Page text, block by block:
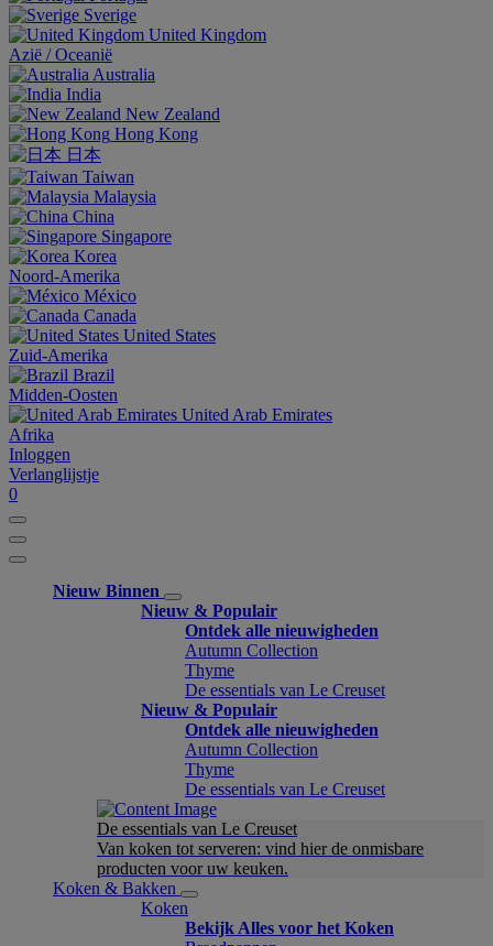
Sverige
United Kingdom
Aziё / Oceaniё
Australia
India
New Zealand
Hong Kong
日本
Taiwan
Malaysia
China
Singapore
Korea
Noord-Amerika
México
Canada
United States
Zuid-Amerika
Brazil
Midden-Oosten
United Arab Emirates
Afrika
Inloggen
Verlanglijstje
0
Nieuw Binnen
Nieuw & Populair
Ontdek alle nieuwigheden
Autumn Collection
Thyme
De essentials van Le Creuset
Nieuw & Populair
Ontdek alle nieuwigheden
Autumn Collection
Thyme
De essentials van Le Creuset
De essentials van Le Creuset
Van koken tot serveren: vind hier de onmisbare
producten voor uw keuken.
Koken & Bakken
Koken
Bekijk Alles voor het Koken